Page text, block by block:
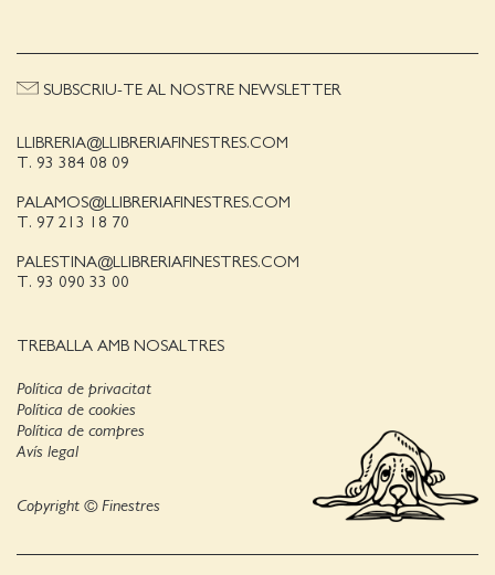
LLIBRERIA@LLIBRERIAFINESTRES.COM
T. 93 384 08 09
PALAMOS@LLIBRERIAFINESTRES.COM
T. 97 213 18 70
PALESTINA@LLIBRERIAFINESTRES.COM
T. 93 090 33 00
TREBALLA AMB NOSALTRES
SUBSCRIU-TE AL NOSTRE NEWSLETTER
Política de privacitat
Política de cookies
Avís legal
Política de compres
Copyright © Finestres